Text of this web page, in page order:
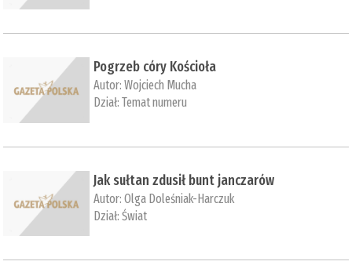
Pogrzeb córy Kościoła
Autor:Wojciech Mucha
Dział:Temat numeru
Jak sułtan zdusił bunt janczarów
Autor:Olga Doleśniak-Harczuk
Dział:Świat